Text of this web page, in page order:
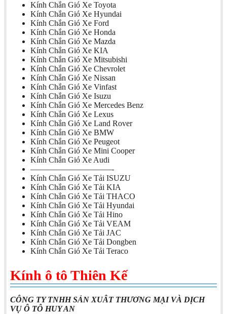
Kính Chắn Gió Xe Toyota
Kính Chắn Gió Xe Hyundai
Kính Chắn Gió Xe Ford
Kính Chắn Gió Xe Honda
Kính Chắn Gió Xe Mazda
Kính Chắn Gió Xe KIA
Kính Chắn Gió Xe Mitsubishi
Kính Chắn Gió Xe Chevrolet
Kính Chắn Gió Xe Nissan
Kính Chắn Gió Xe Vinfast
Kính Chắn Gió Xe Isuzu
Kính Chắn Gió Xe Mercedes Benz
Kính Chắn Gió Xe Lexus
Kính Chắn Gió Xe Land Rover
Kính Chắn Gió Xe BMW
Kính Chắn Gió Xe Peugeot
Kính Chắn Gió Xe Mini Cooper
Kính Chắn Gió Xe Audi
——————————-
Kính Chắn Gió Xe Tải ISUZU
Kính Chắn Gió Xe Tải KIA
Kính Chắn Gió Xe Tải THACO
Kính Chắn Gió Xe Tải Hyundai
Kính Chắn Gió Xe Tải Hino
Kính Chắn Gió Xe Tải VEAM
Kính Chắn Gió Xe Tải JAC
Kính Chắn Gió Xe Tải Dongben
Kính Chắn Gió Xe Tải Teraco
Kính ô tô Thiên Kế
CÔNG TY TNHH SẢN XUÂT THƯƠNG MẠI VÀ DỊCH
VỤ Ô TÔ HUY AN